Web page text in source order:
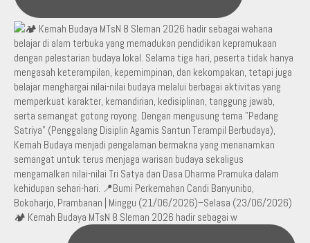
🏕️ Kemah Budaya MTsN 8 Sleman 2026 hadir sebagai w